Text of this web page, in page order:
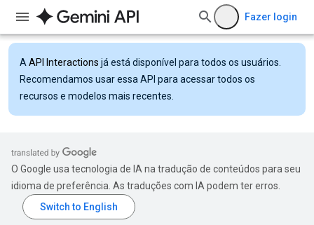
Fazer login
A API Interactions já está disponível para todos os usuários.
Recomendamos usar essa API para acessar todos os
recursos e modelos mais recentes.
O Google usa tecnologia de IA na tradução de conteúdos para seu
idioma de preferência. As traduções com IA podem ter erros.